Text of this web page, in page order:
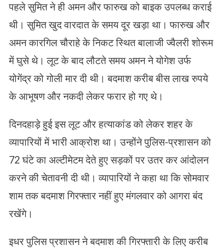
पहले सुमित ने ही अमन और फारुख को बाइक उपलब्ध कराई
थी। सुमित खुद वारदात के समय दूर खड़ा था। फारुख और
अमन कारगिल चौराहे के निकट स्थित बालाजी ज्वैलरी शोरूम
में घुसे थे। लूट के बाद लौटते समय अमन ने योगेश उर्फ
योगेंद्र को गोली मार दी थी। बदमाश करीब बीस लाख रुपये
के आभूषण और नकदी लेकर फरार हो गए थे।
दिनदहाड़े हुई इस लूट और हत्याकांड को लेकर शहर के
व्यापारियों में भारी आक्रोश था। उन्होंने पुलिस-प्रशासन को
72 घंटे का अल्टीमेटम देते हुए सड़कों पर उतर कर आंदोलन
करने की चेतावनी दी थी। व्यापारियों ने कहा था कि सोमवार
शाम तक बदमाश गिरफ्तार नहीं हुए मंगलवार को आगरा बंद
रखेंगे।
इधर पुलिस प्रशासन ने बदमाश की गिरफ्तारी के लिए करीब